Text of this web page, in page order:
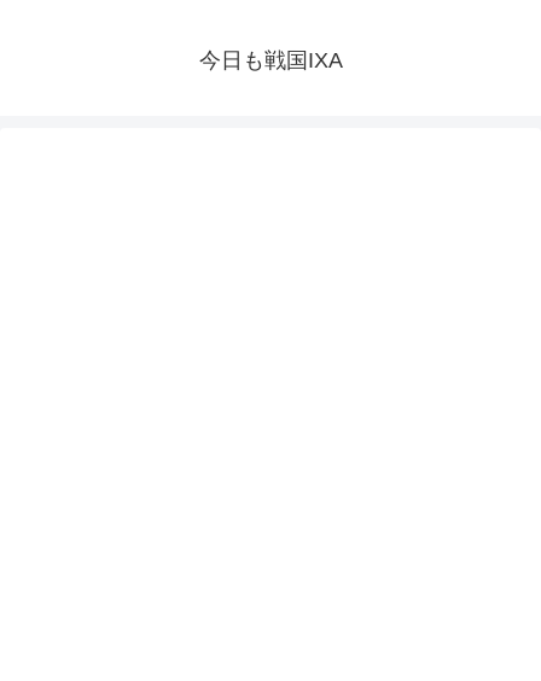
今日も戦国IXA